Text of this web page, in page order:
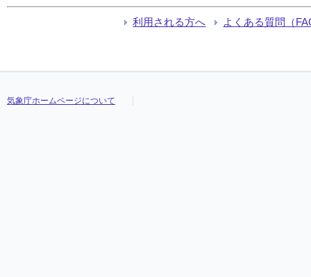
利用される方へ よくある質問（
気象庁ホームページについて